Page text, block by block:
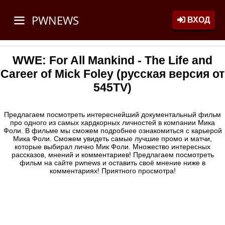
PWNEWS ВХОД
WWE: For All Mankind - The Life and
Career of Mick Foley (русская версия от
545TV)
Предлагаем посмотреть интереснейший документальный фильм
про одного из самых хардкорных личностей в компании Мика
Фоли. В фильме мы сможем подробнее ознакомиться с карьерой
Мика Фоли. Сможем увидеть самые лучшие промо и матчи,
которые выбирал лично Мик Фоли. Множество интересных
рассказов, мнений и комментариев! Предлагаем посмотреть
фильм на сайте pwnews и оставить своё мнение ниже в
комментариях! Приятного просмотра!